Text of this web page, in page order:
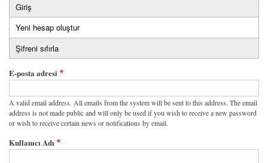
Birincil
sekmeler
Giriş
Yeni hesap oluştur(etkin
sekme)
Şifreni sıfırla
E-posta adresi
A valid email address. All emails from the system will be sent to this address. The email
address is not made public and will only be used if you wish to receive a new password
or wish to receive certain news or notifications by email.
Kullanıcı Adı